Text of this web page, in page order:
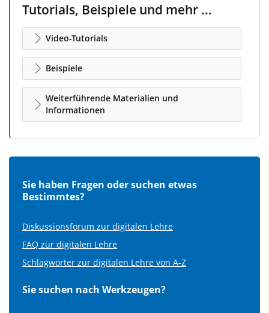
Tutorials, Beispiele und mehr ...
Video-Tutorials
Beispiele
Weiterführende Materialien und
Informationen
Sie haben Fragen oder suchen etwas
Bestimmtes?
Diskussionsforum zur digitalen Lehre
FAQ zur digitalen Lehre
Schlagwörter zur digitalen Lehre von A-Z
Sie suchen nach Werkzeugen?